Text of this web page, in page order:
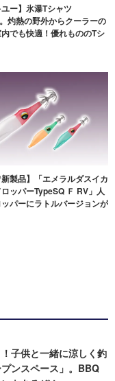
ユー】氷瀑Tシャツ
灼熱の野外からクーラーの
でも快適！優れもののTシ
新製品】「エメラルダスイカ
ッパーTypeSQ Ｆ RV」人
パーにラトルバージョンが
子供と一緒に涼しく釣
ンスペース」。BBQ